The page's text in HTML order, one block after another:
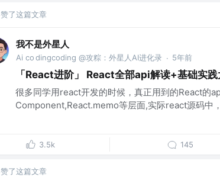
赞了这篇文章
我不是外星人
Ai co dingcoding @攻粽：外星人AI进化录 · 5年前
「React进阶」 React全部api解读+基础实
很多同学用react开发的时候，真正用到的React的
Component,React.memo等层面,实际react源码中
3.5k 145
赞了这篇文章